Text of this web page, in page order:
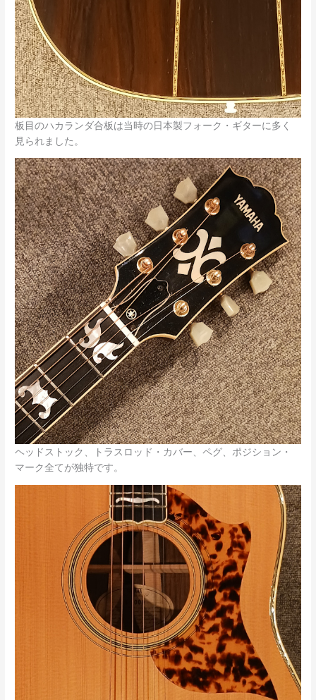
板目のハカランダ合板は当時の日本製フォーク・ギターに多く
見られました。
ヘッドストック、トラスロッド・カバー、ペグ、ポジション・
マーク全てが独特です。